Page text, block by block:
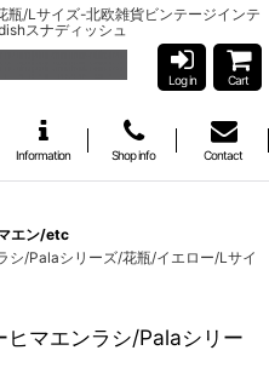
/Lサイズ-北欧雑貨ビンテージインテ
スナディッシュ
Log in Cart
Information Shop info Contact
エン/etc
シ/Palaシリーズ/花瓶/イエロー/Lサイ
マエンラシ/Palaシリー